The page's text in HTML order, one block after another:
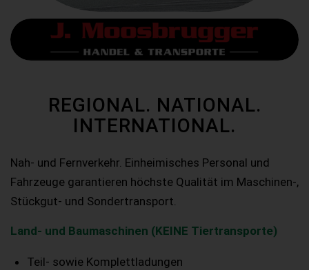
REGIONAL. NATIONAL.
INTERNATIONAL.
Nah- und Fernverkehr. Einheimisches Personal und
Fahrzeuge garantieren höchste Qualität im Maschinen-,
Stückgut- und Sondertransport.
Land- und Baumaschinen (KEINE Tiertransporte)
Teil- sowie Komplettladungen